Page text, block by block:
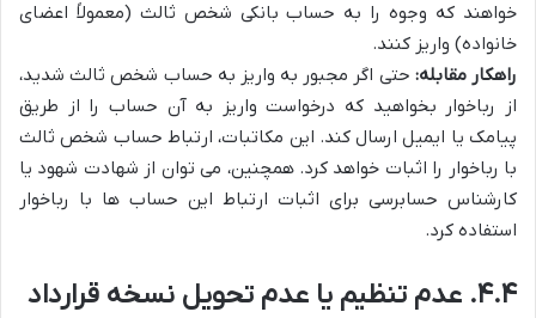
خواهند که وجوه را به حساب بانکی شخص ثالث (معمولاً اعضای
خانواده) واریز کنند.
راهکار مقابله: حتی اگر مجبور به واریز به حساب شخص ثالث شدید،
از رباخوار بخواهید که درخواست واریز به آن حساب را از طریق
پیامک یا ایمیل ارسال کند. این مکاتبات، ارتباط حساب شخص ثالث
با رباخوار را اثبات خواهد کرد. همچنین، می توان از شهادت شهود یا
کارشناس حسابرسی برای اثبات ارتباط این حساب ها با رباخوار
استفاده کرد.
۴.۴. عدم تنظیم یا عدم تحویل نسخه قرارداد